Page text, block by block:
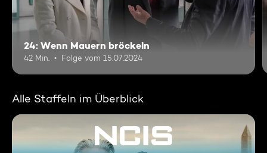
24: Wenn Mauern bröckeln
42 Min. Folge vom 15.07.2024
Alle Staffeln im Überblick